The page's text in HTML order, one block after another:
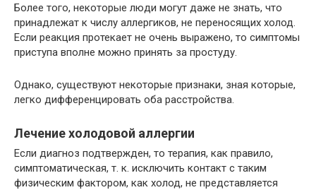
Более того, некоторые люди могут даже не знать, что
принадлежат к числу аллергиков, не переносящих холод.
Если реакция протекает не очень выражено, то симптомы
приступа вполне можно принять за простуду.
Однако, существуют некоторые признаки, зная которые,
легко дифференцировать оба расстройства.
Лечение холодовой аллергии
Если диагноз подтвержден, то терапия, как правило,
симптоматическая, т. к. исключить контакт с таким
физическим фактором, как холод, не представляется